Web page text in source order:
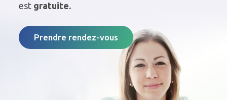
est gratuite.
Prendre rendez-vous